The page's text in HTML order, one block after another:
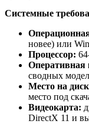
Системные
новее) или
Процессор:
Оперативная
сводных
Место на
место под
Видеокарта:
DirectX 11 и